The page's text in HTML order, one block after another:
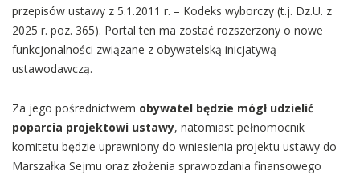
przepisów ustawy z 5.1.2011 r. – Kodeks wyborczy (t.j. Dz.U. z
2025 r. poz. 365). Portal ten ma zostać rozszerzony o nowe
funkcjonalności związane z obywatelską inicjatywą
ustawodawczą.
Za jego pośrednictwem obywatel będzie mógł udzielić
poparcia projektowi ustawy, natomiast pełnomocnik
komitetu będzie uprawniony do wniesienia projektu ustawy do
Marszałka Sejmu oraz złożenia sprawozdania finansowego